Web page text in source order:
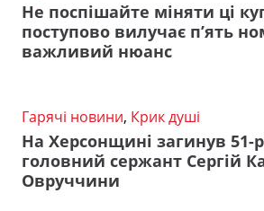
Не поспішайте міняти ці
поступово вилучає п’ять
важливий нюанс
Гарячі новини, Крик душі
На Херсонщині загинув 51-
головний сержант Сергій
Овруччини